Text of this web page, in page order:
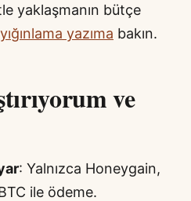
yaklaşmanın bütçe
yazıma bakın.
ve
: Yalnızca Honeygain,
ile ödeme.